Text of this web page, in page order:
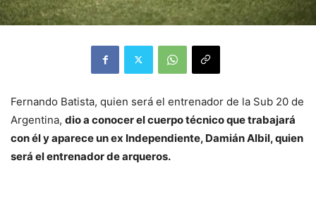
Fernando Batista, quien será el entrenador de la Sub 20 de
Argentina, dio a conocer el cuerpo técnico que trabajará
con él y aparece un ex Independiente, Damián Albil, quien
será el entrenador de arqueros.